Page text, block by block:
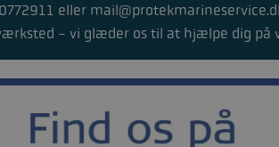
eller
- vi glæder os til at hjælpe dig på